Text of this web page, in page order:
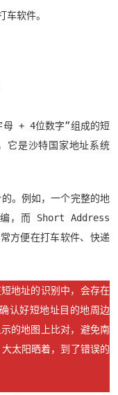
软件。
母 + 4位数字”组成的短
是沙特国家地址系统
。例如，一个完整的地
编，而 Short Address
方便在打车软件、快递
地址的识别中，会存在
认好短地址目的地周边
的地图上比对，避免南
太阳晒着，到了错误的